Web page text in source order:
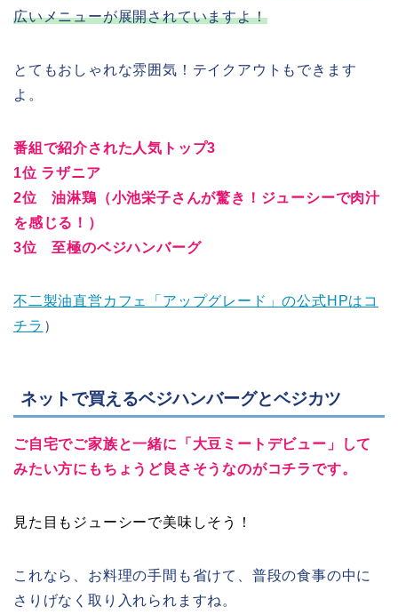
広いメニューが展開されていますよ！
とてもおしゃれな雰囲気！テイクアウトもできます
よ。
番組で紹介された人気トップ3
1位 ラザニア
2位 油淋鶏（小池栄子さんが驚き！ジューシーで肉汁
を感じる！）
3位 至極のベジハンバーグ
不二製油直営カフェ「アップグレード」の公式HPはコ
チラ ）
ネットで買えるベジハンバーグとベジカツ
ご自宅でご家族と一緒に「大豆ミートデビュー」して
みたい方にもちょうど良さそうなのがコチラです。
見た目もジューシーで美味しそう！
これなら、お料理の手間も省けて、普段の食事の中に
さりげなく取り入れられますね。